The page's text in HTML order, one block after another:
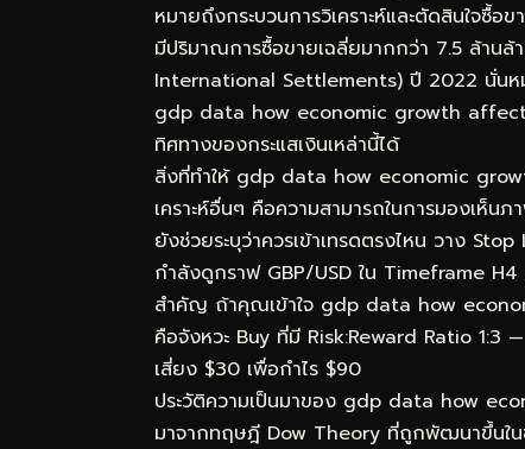
หมายถึงกระบวนการวิเคราะห์และตัดสินใจซื้
มีปริมาณการซื้อขายเฉลี่ยมากกว่า 7.5 ล้าน
International Settlements) ปี 2022 นั่นหม
gdp data how economic growth
ทิศทางของกระแสเงินเหล่านี้ได้
สิ่งที่ทำให้ gdp data how economic
เคราะห์อื่นๆ คือความสามารถในการมองเห็น
ยังช่วยระบุว่าควรเข้าเทรดตรงไหน วาง
กำลังดูกราฟ GBP/USD ใน Timeframe
สำคัญ ถ้าคุณเข้าใจ gdp data how
คือจังหวะ Buy ที่มี Risk:Reward Ratio
เสี่ยง $30 เพื่อกำไร $90
ประวัติความเป็นมาของ gdp data how
มาจากทฤษฎี Dow Theory ที่ถูกพัฒนาขึ้นใ